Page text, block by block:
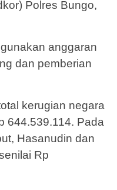
Polres Bungo,
anggaran
dan pemberian
kerugian negara
644.539.114. Pada
Hasanudin dan
Rp